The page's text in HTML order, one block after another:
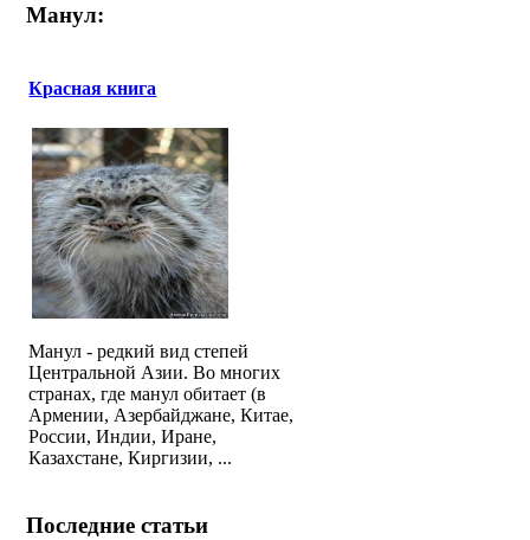
Манул:
Красная книга
Манул - редкий вид степей
Центральной Азии. Во многих
странах, где манул обитает (в
Армении, Азербайджане, Китае,
России, Индии, Иране,
Казахстане, Киргизии, ...
Последние статьи